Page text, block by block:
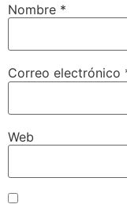
Nombre *
Correo electrónico
Web